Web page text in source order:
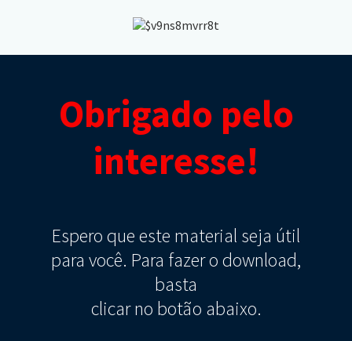
Obrigado pelo
interesse!
Espero que este material seja útil
para você. Para fazer o download,
basta
clicar no botão abaixo.